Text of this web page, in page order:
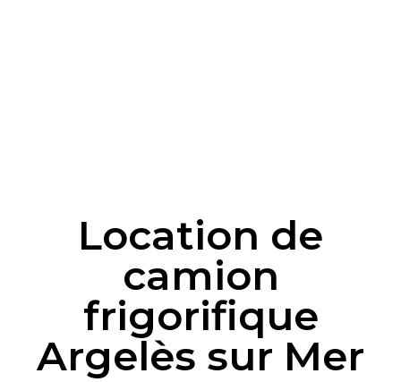
Location de
camion
frigorifique
Argelès sur Mer